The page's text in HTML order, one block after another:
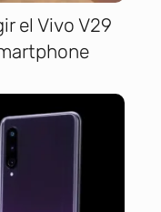
el Vivo V29